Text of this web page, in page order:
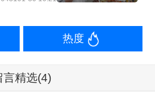
热度
言精选(4)